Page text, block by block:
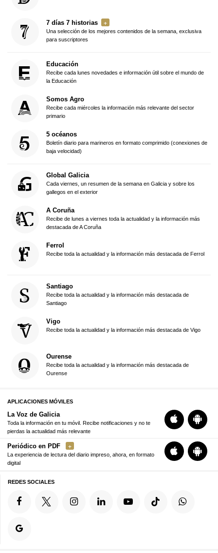
7 días 7 historias
Una selección de los mejores contenidos de la semana, exclusiva
para suscriptores
Educación
Recibe cada lunes novedades e información útil sobre el mundo de
la Educación
Somos Agro
Recibe cada miércoles la información más relevante del sector
primario
5 océanos
Boletín diario para marineros en formato comprimido (conexiones de
baja velocidad)
Global Galicia
Cada viernes, un resumen de la semana en Galicia y sobre los
gallegos en el exterior
A Coruña
Recibe de lunes a viernes toda la actualidad y la información más
destacada de A Coruña
Ferrol
Recibe toda la actualidad y la información más destacada de Ferrol
Santiago
Recibe toda la actualidad y la información más destacada de
Santiago
Vigo
Recibe toda la actualidad y la información más destacada de Vigo
Ourense
Recibe toda la actualidad y la información más destacada de
Ourense
APLICACIONES MÓVILES
La Voz de Galicia
Toda la información en tu móvil. Recibe notificaciones y no te
pierdas la actualidad más relevante
Periódico en PDF
La experiencia de lectura del diario impreso, ahora, en formato
digital
REDES SOCIALES